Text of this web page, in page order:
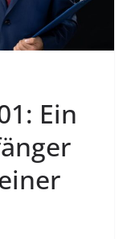
Ein